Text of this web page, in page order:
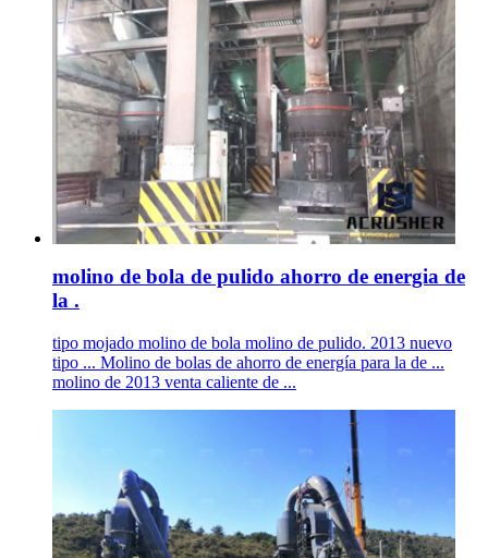
molino de bola de pulido ahorro de energia de
la .
tipo mojado molino de bola molino de pulido. 2013 nuevo
tipo ... Molino de bolas de ahorro de energía para la de ...
molino de 2013 venta caliente de ...